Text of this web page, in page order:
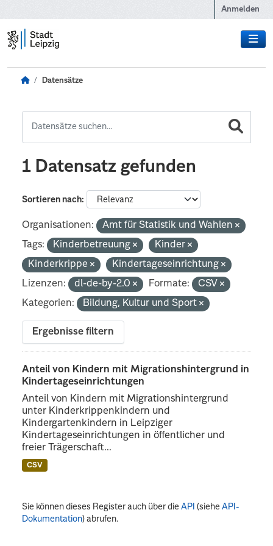
Anmelden
Datensätze
1 Datensatz gefunden
Sortieren nach
Organisationen:
Amt für Statistik und Wahlen
Tags:
Kinderbetreuung
Kinder
Kinderkrippe
Kindertageseinrichtung
Lizenzen:
dl-de-by-2.0 Formate:
CSV
Kategorien:
Bildung, Kultur und Sport
Ergebnisse filtern
Anteil von Kindern mit Migrationshintergrund in
Kindertageseinrichtungen
Anteil von Kindern mit Migrationshintergrund
unter Kinderkrippenkindern und
Kindergartenkindern in Leipziger
Kindertageseinrichtungen in öffentlicher und
freier Trägerschaft...
CSV
Sie können dieses Register auch über dieAPI (sieheAPI-
Dokumentation) abrufen.